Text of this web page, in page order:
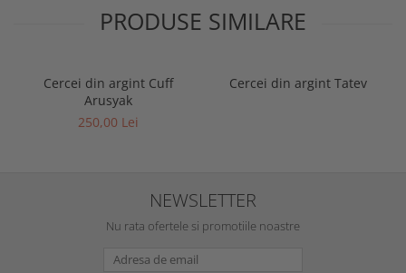
PRODUSE SIMILARE
Cercei din argint Cuff
Arusyak
250,00 Lei
Cercei din argint Tatev
NEWSLETTER
Nu rata ofertele si promotiile noastre